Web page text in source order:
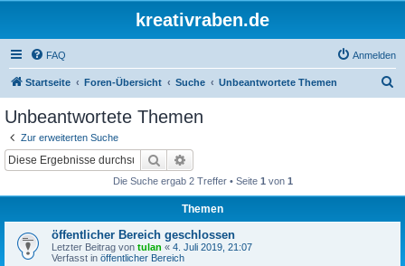
kreativraben.de
FAQ Anmelden
Startseite Foren-Übersicht Suche Unbeantwortete Themen
Unbeantwortete Themen
Zur erweiterten Suche
Suche
Die Suche ergab 2 Treffer • Seite 1 von 1
Themen
öffentlicher Bereich geschlossen
Letzter Beitrag von tulan « 4. Juli 2019, 21:07
Verfasst in öffentlicher Bereich